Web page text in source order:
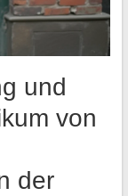
und
von
der